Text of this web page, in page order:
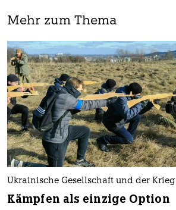
Mehr zum Thema
Ukrainische Gesellschaft und der Krieg
Kämpfen als einzige Option